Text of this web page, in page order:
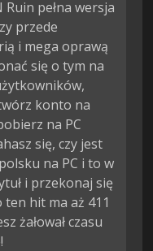
pełna wersja
przede
i mega oprawą
się o tym na
konto na
na PC
się, czy jest
na PC i to w
i przekonaj się
hit ma aż 411
żałował czasu